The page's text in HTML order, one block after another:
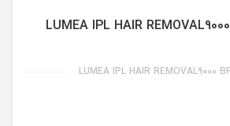
لیزر فیلیپس مدل LUMEA IPL HAIR REMOVAL9000